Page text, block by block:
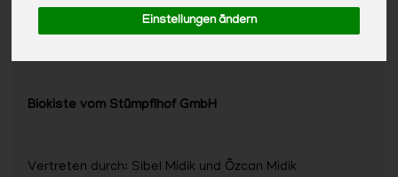
Einstellungen ändern
Biokiste vom Stümpflhof GmbH
Vertreten durch: Sibel Midik und Özcan Midik